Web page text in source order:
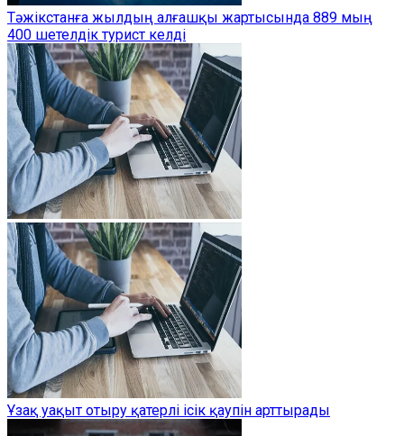
Тәжікстанға жылдың алғашқы жартысында 889 мың
400 шетелдік турист келді
Ұзақ уақыт отыру қатерлі ісік қаупін арттырады